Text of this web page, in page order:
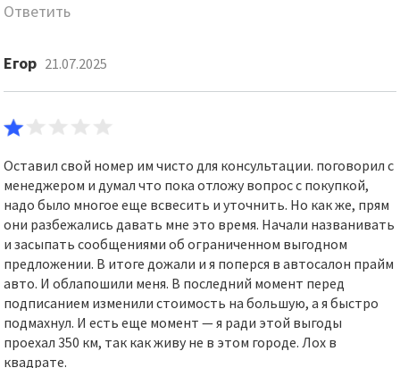
Ответить
Егор 21.07.2025
Оставил свой номер им чисто для консультации. поговорил с
менеджером и думал что пока отложу вопрос с покупкой,
надо было многое еще всвесить и уточнить. Но как же, прям
они разбежались давать мне это время. Начали названивать
и засыпать сообщениями об ограниченном выгодном
предложении. В итоге дожали и я поперся в автосалон прайм
авто. И облапошили меня. В последний момент перед
подписанием изменили стоимость на большую, а я быстро
подмахнул. И есть еще момент — я ради этой выгоды
проехал 350 км, так как живу не в этом городе. Лох в
квадрате.